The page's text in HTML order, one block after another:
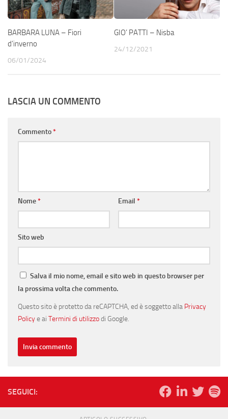
BARBARA LUNA – Fiori
d’inverno
06/01/2024
GIO’ PATTI – Nisba
24/12/2021
LASCIA UN COMMENTO
Commento*
Nome* Email *
Sito web
Salva il mio nome, email e sito web in questo browser per
la prossima volta che commento.
Questo sito è protetto da reCAPTCHA, ed è soggetto alla Privacy
Policye ai Termini di utilizzodi Google.
SEGUICI: